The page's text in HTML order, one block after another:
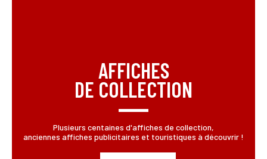
AFFICHES
DE COLLECTION
Plusieurs centaines d'affiches de collection,
anciennes affiches publicitaires et touristiques à découvrir !